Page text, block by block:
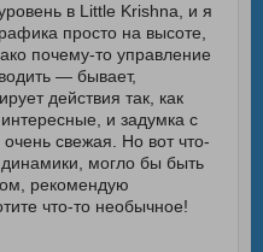
в Little Krishna, и я
просто на высоте,
почему-то управление
— бывает,
действия так, как
и задумка с
свежая. Но вот что-
динамики, могло бы быть
рекомендую
что-то необычное!